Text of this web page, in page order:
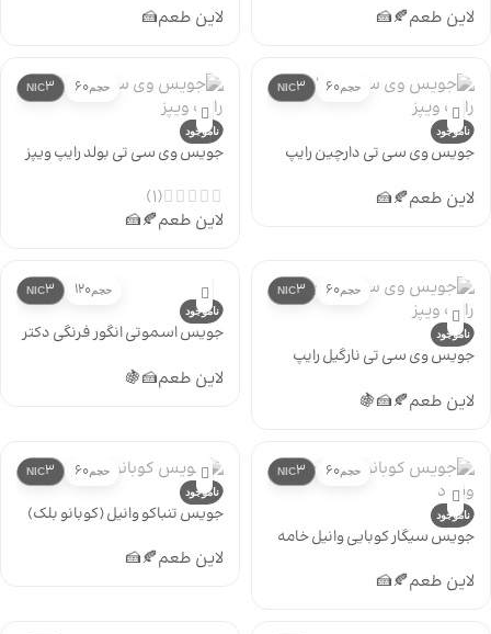
لاین طعم🍂
🍰 لاین طعم🍰
حجم60
3
NIC
ناموجود
جویس وی سی تی دارچین رایپ
لاین طعم🍂
🍰
حجم60
3
NIC
ناموجود
جویس وی سی تی بولد رایپ ویپز
(1)
لاین طعم🍂
🍰
حجم60
3
NIC
ناموجود
جویس وی سی تی نارگیل رایپ
لاین طعم🍂
🍰
🍇
حجم120
3
NIC
ناموجود
جویس اسموتی انگور فرنگی دکتر
لاین طعم🍰
🍇
حجم60
3
NIC
ناموجود
جویس سیگار کوبایی وانیل خامه
لاین طعم🍂
🍰
حجم60
3
NIC
ناموجود
جویس تنباکو وانیل (کوبانو بلک)
لاین طعم🍂
🍰